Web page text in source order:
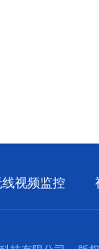
线视频监控